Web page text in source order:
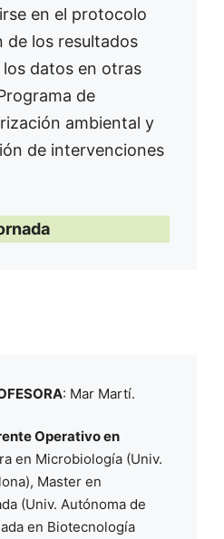
en el protocolo
de los resultados
los datos en otras
de
ambiental y
de intervenciones
: Mar Martí.
Operativo en
en Microbiología (Univ.
Master en
(Univ. Autónoma de
en Biotecnología